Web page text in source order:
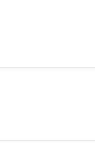
na Saúde!